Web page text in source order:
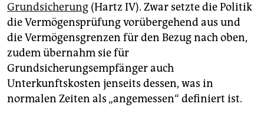
Grundsicherung (Hartz IV). Zwar setzte die Politik
die Vermögensprüfung vorübergehend aus und
die Vermögensgrenzen für den Bezug nach oben,
zudem übernahm sie für
Grundsicherungsempfänger auch
Unterkunftskosten jenseits dessen, was in
normalen Zeiten als „angemessen“ definiert ist.